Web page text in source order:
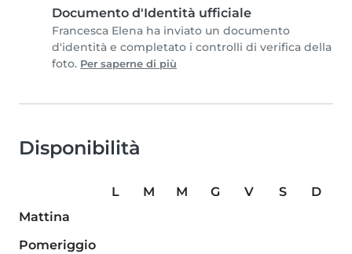
Documento d'Identità ufficiale
Francesca Elena ha inviato un documento
d'identità e completato i controlli di verifica della
foto. Per saperne di più
Disponibilità
L M M G V S
D
Mattina
Pomeriggio